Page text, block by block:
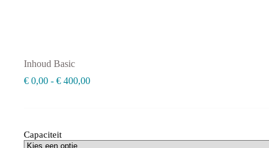
Inhoud Basic
€ 0,00 - € 400,00Prijsklasse:
Capaciteit